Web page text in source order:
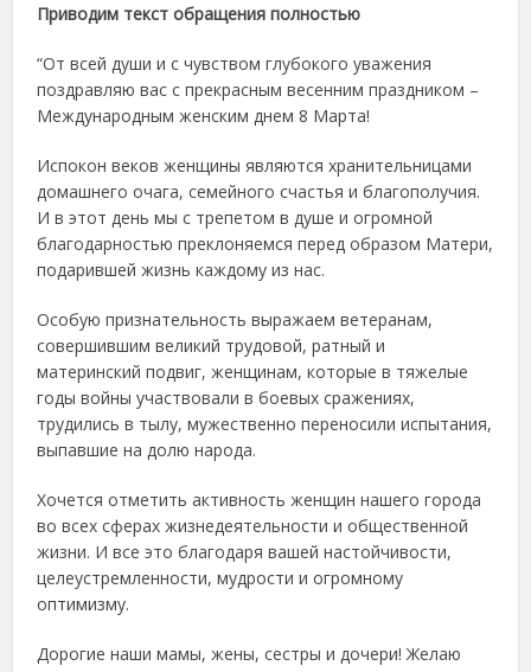
Приводим текст обращения полностью
“От всей души и с чувством глубокого уважения
поздравляю вас с прекрасным весенним праздником –
Международным женским днем 8 Марта!
Испокон веков женщины являются хранительницами
домашнего очага, семейного счастья и благополучия.
И в этот день мы с трепетом в душе и огромной
благодарностью преклоняемся перед образом Матери,
подарившей жизнь каждому из нас.
Особую признательность выражаем ветеранам,
совершившим великий трудовой, ратный и
материнский подвиг, женщинам, которые в тяжелые
годы войны участвовали в боевых сражениях,
трудились в тылу, мужественно переносили испытания,
выпавшие на долю народа.
Хочется отметить активность женщин нашего города
во всех сферах жизнедеятельности и общественной
жизни. И все это благодаря вашей настойчивости,
целеустремленности, мудрости и огромному
оптимизму.
Дорогие наши мамы, жены, сестры и дочери! Желаю